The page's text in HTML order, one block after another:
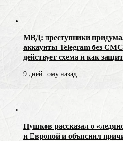
МВД: преступники
аккаунты Telegram без
действует схема и как
9 дней тому назад
Пушков рассказал о
и Европой и объяснил